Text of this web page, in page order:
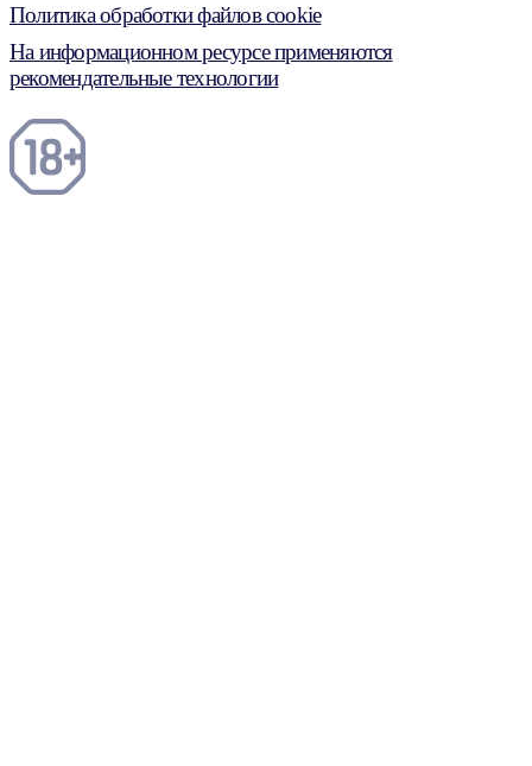
Политика обработки файлов cookie
На информационном ресурсе применяются
рекомендательные технологии